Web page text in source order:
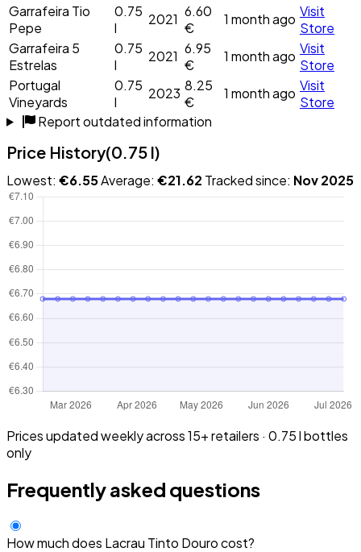
Garrafeira Tio
Pepe
0.75
l
2021 6.60
€
1 month ago Visit
Store
Garrafeira 5
Estrelas
0.75
l
2021 6.95
€
1 month ago Visit
Store
Portugal
Vineyards
0.75
l
2023 8.25
€
1 month ago Visit
Store
Report outdated information
Price History(0.75 l)
Lowest: €6.55Average: €21.62 Tracked since: Nov 2025
Prices updated weekly across 15+ retailers · 0.75 l bottles
only
Frequently asked questions
How much does Lacrau Tinto Douro cost?